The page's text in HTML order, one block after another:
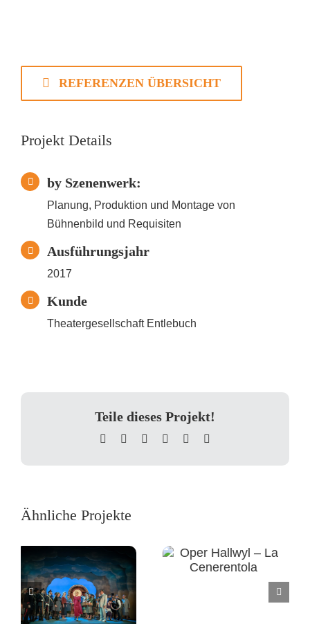
REFERENZEN ÜBERSICHT
Projekt Details
by Szenenwerk:
Planung, Produktion und Montage von
Bühnenbild und Requisiten
Ausführungsjahr
2017
Kunde
Theatergesellschaft Entlebuch
Teile dieses Projekt!
Facebook LinkedInWhatsApp
Pinterest
Ähnliche Projekte
Operette
Beinwil – Der
Bettelstudent
Operette
Sursee – Frau